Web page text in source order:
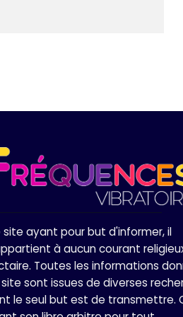
site ayant pour but d'informer, il
à aucun courant
Toutes les informations
sont issues de diverses
le seul but est de transmettre.